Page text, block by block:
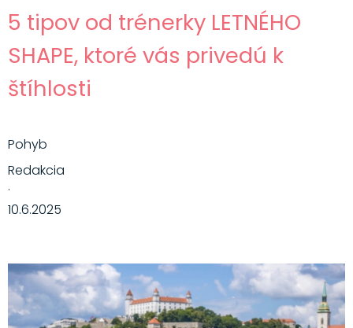
5 tipov od trénerky LETNÉHO
SHAPE, ktoré vás privedú k
štíhlosti
Pohyb
Redakcia
·
10.6.2025